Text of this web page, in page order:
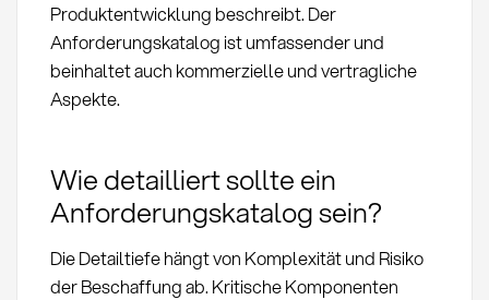
Produktentwicklung beschreibt. Der
Anforderungskatalog ist umfassender und
beinhaltet auch kommerzielle und vertragliche
Aspekte.
Wie detailliert sollte ein
Anforderungskatalog sein?
Die Detailtiefe hängt von Komplexität und Risiko
der Beschaffung ab. Kritische Komponenten